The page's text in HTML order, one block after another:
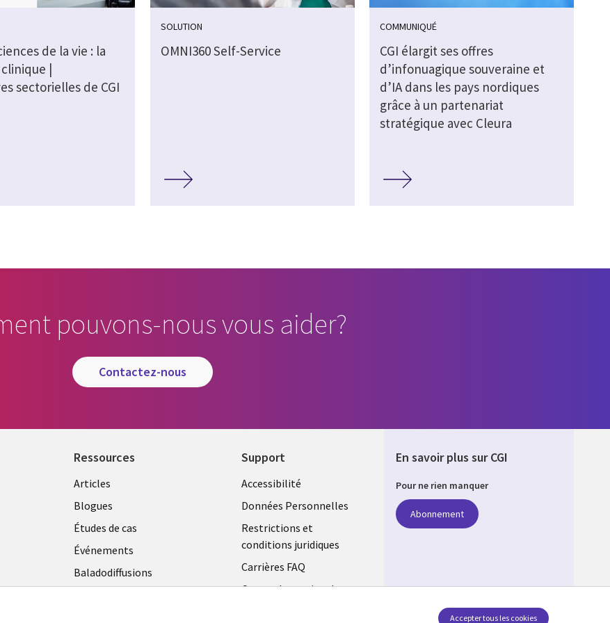
de la vie : la
|
sectorielles de CGI
SOLUTION
OMNI360 Self-Service
COMMUNIQUÉ
CGI élargit ses offres
d’infonuagique souveraine et
d’IA dans les pays nordiques
grâce à un partenariat
stratégique avec Cleura
pouvons-nous vous aider?
contactez-nous
Ressources
Articles
Blogues
Études de cas
Événements
Baladodiffusions
Support
Accessibilité
Données Personnelles
Restrictions et
conditions juridiques
Carrières FAQ
Centre de gestion des
En savoir plus sur CGI
Pour ne rien manquer
Abonnement
Accepter tous les cookies